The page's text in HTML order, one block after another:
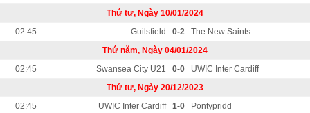
Thứ tư, Ngày 10/01/2024
02:45
Guilsfield 0-2
The New Saints
Thứ năm, Ngày 04/01/2024
02:45
Swansea City U21 0-0
UWIC Inter Cardiff
Thứ tư, Ngày 20/12/2023
02:45
UWIC Inter Cardiff 1-0
Pontypridd